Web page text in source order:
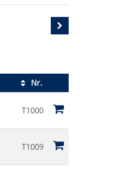
Nr.
Kursstatus
T1000
T1009